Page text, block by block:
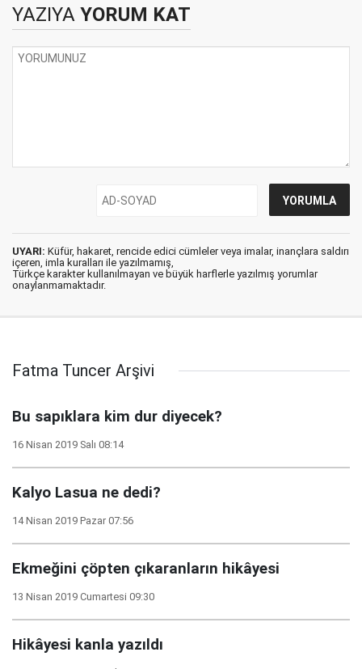
YAZIYA YORUM KAT
UYARI: Küfür, hakaret, rencide edici cümleler veya imalar, inançlara saldırı
içeren, imla kuralları ile yazılmamış,
Türkçe karakter kullanılmayan ve büyük harflerle yazılmış yorumlar
onaylanmamaktadır.
Fatma Tuncer Arşivi
Bu sapıklara kim dur diyecek?
16 Nisan 2019 Salı 08:14
Kalyo Lasua ne dedi?
14 Nisan 2019 Pazar 07:56
Ekmeğini çöpten çıkaranların hikâyesi
13 Nisan 2019 Cumartesi 09:30
Hikâyesi kanla yazıldı